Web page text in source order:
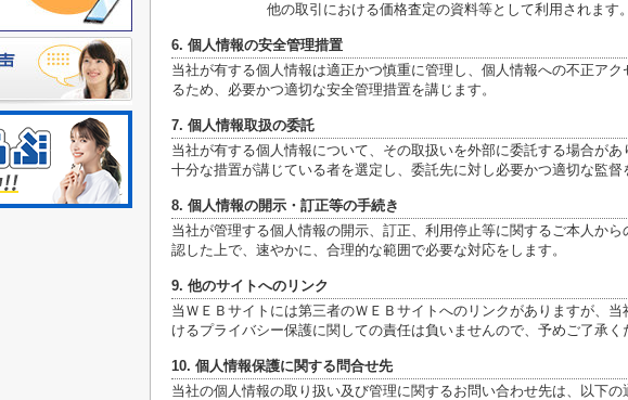
他の取引における価格査定の資料等として利用されます。
6. 個人情報の安全管理措置
当社が有する個人情報は適正かつ慎重に管理し、個人情報への不正ア
るため、必要かつ適切な安全管理措置を講じます。
7. 個人情報取扱の委託
当社が有する個人情報について、その取扱いを外部に委託する場合が
十分な措置が講じている者を選定し、委託先に対し必要かつ適切な監督
8. 個人情報の開示・訂正等の手続き
当社が管理する個人情報の開示、訂正、利用停止等に関するご本人か
認した上で、速やかに、合理的な範囲で必要な対応をします。
9. 他のサイトへのリンク
当ＷＥＢサイトには第三者のＷＥＢサイトへのリンクがありますが、
けるプライバシー保護に関しての責任は負いませんので、予めご了承く
10. 個人情報保護に関する問合せ先
当社の個人情報の取り扱い及び管理に関するお問い合わせ先は、以下の